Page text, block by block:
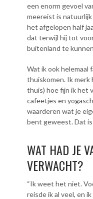
een enorm gevoel
meereist is
het afgelopen half
dat terwijl hij tot
buitenland te
Wat ik ook helemaal
thuiskomen. Ik merk
thuis) hoe fijn ik het
cafeetjes en
waarderen wat je
bent geweest. Dat is
WAT HAD JE
VERWACHT?
“Ik weet het niet.
reisde ik al veel, en